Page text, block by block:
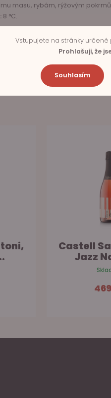
masu, rybám, rýžovým
8 °C.
Castell
Jazz
Vstupujete na stránky
Prohlašuji, že
Souhlasím